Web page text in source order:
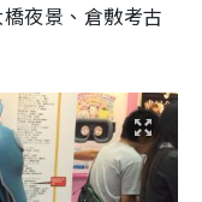
夜景、倉敷考古